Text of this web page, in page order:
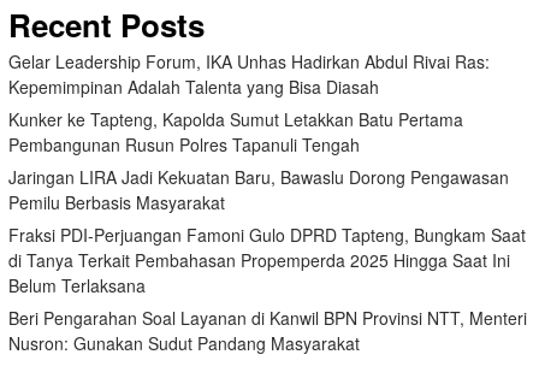
Recent Posts
Gelar Leadership Forum, IKA Unhas Hadirkan Abdul Rivai Ras:
Kepemimpinan Adalah Talenta yang Bisa Diasah
Kunker ke Tapteng, Kapolda Sumut Letakkan Batu Pertama
Pembangunan Rusun Polres Tapanuli Tengah
Jaringan LIRA Jadi Kekuatan Baru, Bawaslu Dorong Pengawasan
Pemilu Berbasis Masyarakat
Fraksi PDI-Perjuangan Famoni Gulo DPRD Tapteng, Bungkam Saat
di Tanya Terkait Pembahasan Propemperda 2025 Hingga Saat Ini
Belum Terlaksana
Beri Pengarahan Soal Layanan di Kanwil BPN Provinsi NTT, Menteri
Nusron: Gunakan Sudut Pandang Masyarakat